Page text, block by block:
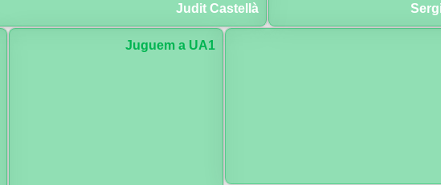
Judit Castellà
Juguem a UA1